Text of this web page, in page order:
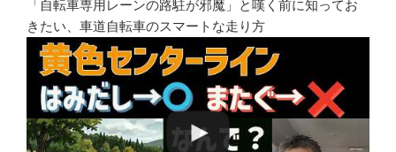
「自転車専用レーンの路駐が邪魔」と嘆く前に知ってお
きたい、車道自転車のスマートな走り方